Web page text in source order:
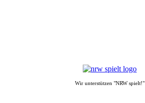
Wir unterstützen "NRW spielt!"